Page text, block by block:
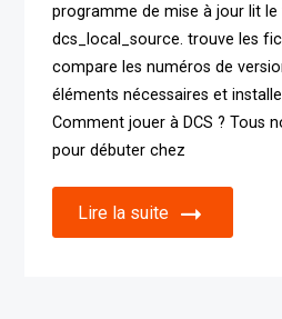
programme de mise à jour lit
dcs_local_source. trouve les
compare les numéros de
éléments nécessaires et
Comment jouer à DCS ? Tous
pour débuter chez
Lire la suite